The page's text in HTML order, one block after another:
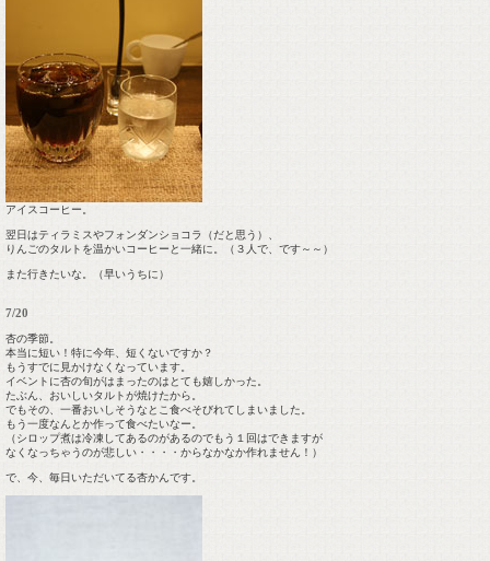
アイスコーヒー。
翌日はティラミスやフォンダンショコラ（だと思う）、
りんごのタルトを温かいコーヒーと一緒に。（３人で、です～～）
また行きたいな。（早いうちに）
7/20
杏の季節。
本当に短い！特に今年、短くないですか？
もうすでに見かけなくなっています。
イベントに杏の旬がはまったのはとても嬉しかった。
たぶん、おいしいタルトが焼けたから。
でもその、一番おいしそうなとこ食べそびれてしまいました。
もう一度なんとか作って食べたいなー。
（シロップ煮は冷凍してあるのがあるのでもう１回はできますが
なくなっちゃうのが悲しい・・・・からなかなか作れません！）
で、今、毎日いただいてる杏かんです。